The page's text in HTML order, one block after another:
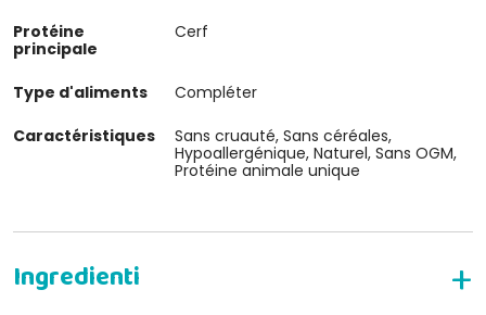
Protéine
principale
Cerf
Type d'aliments
Compléter
Caractéristiques
Sans cruauté, Sans céréales,
Hypoallergénique, Naturel, Sans OGM,
Protéine animale unique